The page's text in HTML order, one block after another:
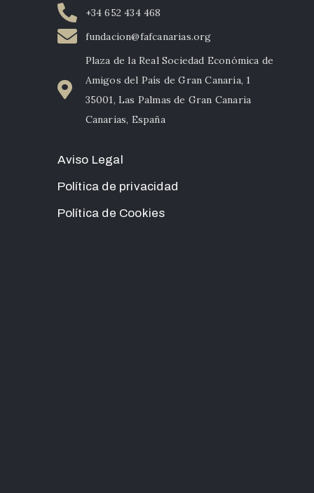
+34 652 434 468
fundacion@fafcanarias.org
Plaza de la Real Sociedad Económica de
Amigos del País de Gran Canaria, 1
35001, Las Palmas de Gran Canaria
Canarias, España
Aviso Legal
Política de privacidad
Política de Cookies